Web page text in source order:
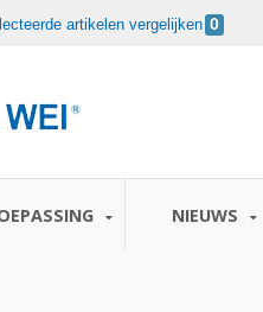
artikelen vergelijken 0
NIEUWS